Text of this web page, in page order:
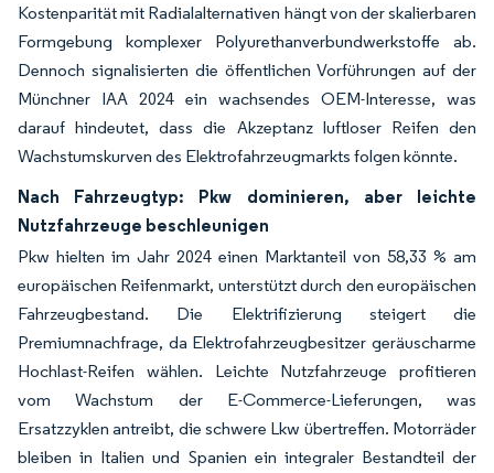
Kostenparität mit Radialalternativen hängt von der skalierbaren
Formgebung komplexer Polyurethanverbundwerkstoffe ab.
Dennoch signalisierten die öffentlichen Vorführungen auf der
Münchner IAA 2024 ein wachsendes OEM-Interesse, was
darauf hindeutet, dass die Akzeptanz luftloser Reifen den
Wachstumskurven des Elektrofahrzeugmarkts folgen könnte.
Nach Fahrzeugtyp: Pkw dominieren, aber leichte
Nutzfahrzeuge beschleunigen
Pkw hielten im Jahr 2024 einen Marktanteil von 58,33 % am
europäischen Reifenmarkt, unterstützt durch den europäischen
Fahrzeugbestand. Die Elektrifizierung steigert die
Premiumnachfrage, da Elektrofahrzeugbesitzer geräuscharme
Hochlast-Reifen wählen. Leichte Nutzfahrzeuge profitieren
vom Wachstum der E-Commerce-Lieferungen, was
Ersatzzyklen antreibt, die schwere Lkw übertreffen. Motorräder
bleiben in Italien und Spanien ein integraler Bestandteil der